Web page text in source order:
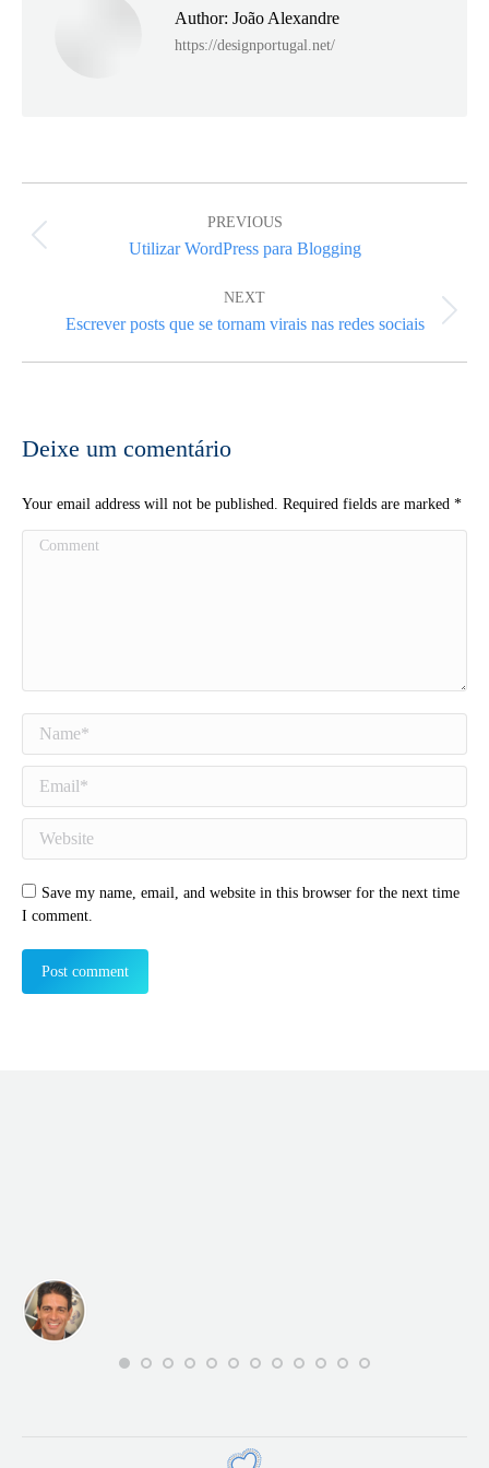
Author: João Alexandre
https://designportugal.net/
navigation
PREVIOUS
Previous
post:
Utilizar WordPress para Blogging
NEXT
Next
Escrever posts que se tornam virais nas redes sociais
Deixe um comentário
Your email address will not be published. Required fields are marked *
Comment
Save my name, email, and website in this browser for the next time
I comment.
Post comment